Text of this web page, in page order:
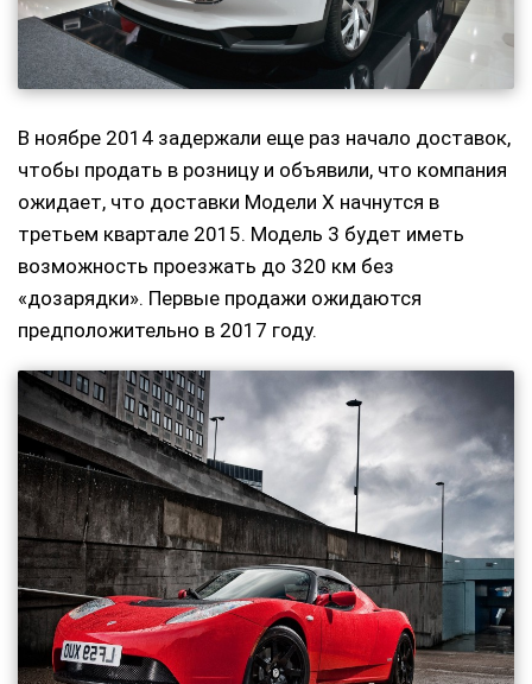
В ноябре 2014 задержали еще раз начало доставок,
чтобы продать в розницу и объявили, что компания
ожидает, что доставки Модели X начнутся в
третьем квартале 2015. Модель 3 будет иметь
возможность проезжать до 320 км без
«дозарядки». Первые продажи ожидаются
предположительно в 2017 году.